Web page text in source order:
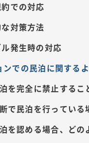
での対応
対策方法
ル発生時の対応
ンでの民泊に関する
を完全に禁止するこ
で民泊を行っている
を認める場合、どの